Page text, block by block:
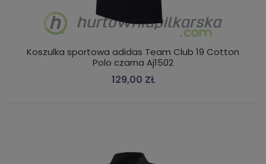
Koszulka sportowa adidas Team Club 19 Cotton
Polo czarna Aj1502
129,00 ZŁ